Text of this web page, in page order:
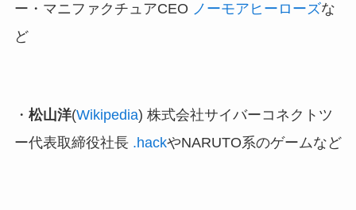
ー・マニファクチュアCEO ノーモアヒーローズな
ど
・ 松山洋(Wikipedia) 株式会社サイバーコネクトツ
ー代表取締役社長 .hackやNARUTO系のゲームなど